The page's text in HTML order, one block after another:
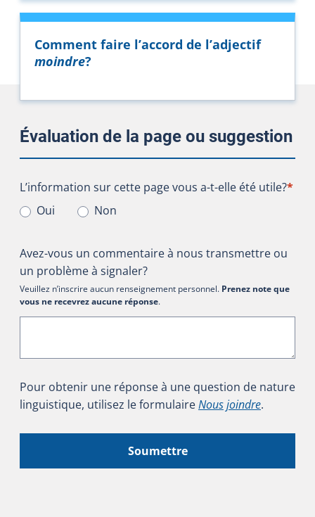
Comment faire l’accord de l’adjectif
moindre?
Évaluation de la page ou suggestion
L’information sur cette page vous a-t-elle été utile?
L’information sur cette page vous a-t-elle été utile?*
Oui
Non
Avez-vous un commentaire à nous transmettre ou
un problème à signaler?
Veuillez n’inscrire aucun renseignement personnel. Prenez note que
vous ne recevrez aucune réponse.
Pour obtenir une réponse à une question de nature
linguistique, utilisez le formulaireNous joindre.
Soumettre